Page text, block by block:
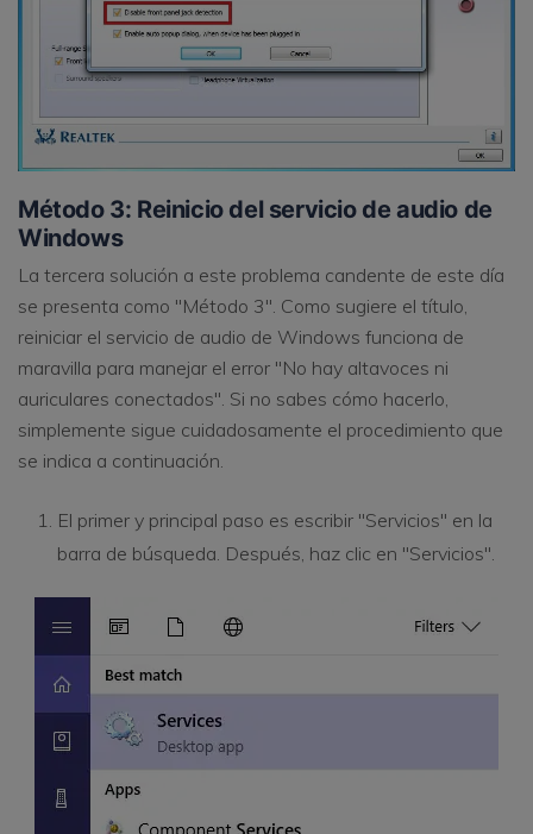
Método 3: Reinicio del servicio de audio de
Windows
La tercera solución a este problema candente de este día
se presenta como "Método 3". Como sugiere el título,
reiniciar el servicio de audio de Windows funciona de
maravilla para manejar el error "No hay altavoces ni
auriculares conectados". Si no sabes cómo hacerlo,
simplemente sigue cuidadosamente el procedimiento que
se indica a continuación.
El primer y principal paso es escribir "Servicios" en la
barra de búsqueda. Después, haz clic en "Servicios".